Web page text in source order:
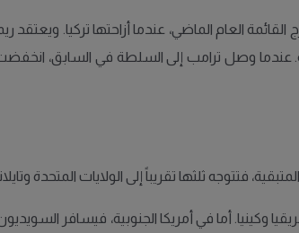
القائمة العام الماضي، عندما أزاحتها تركيا. ويعتقد
عندما وصل ترامب إلى السلطة في السابق،
أما في أمريكا الجنوبية، فيسافر السويديون